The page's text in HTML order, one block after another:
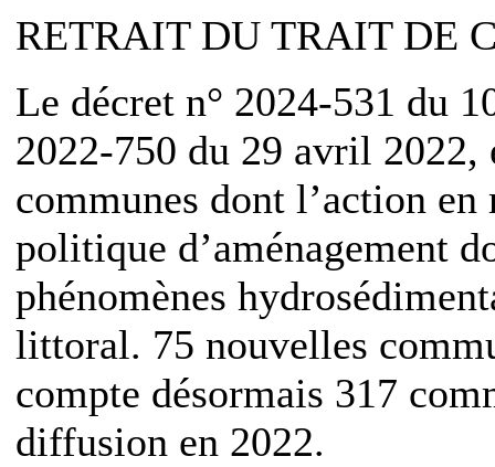
RETRAIT DU TRAIT DE
Le décret n° 2024-531 du
2022-750 du 29 avril 2022,
communes dont l’action
politique d’aménagement
phénomènes
littoral. 75 nouvelles
compte désormais 317
diffusion en 2022.